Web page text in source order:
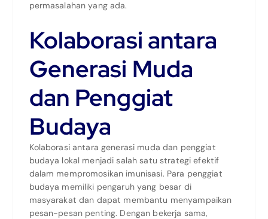
permasalahan yang ada.
Kolaborasi antara
Generasi Muda
dan Penggiat
Budaya
Kolaborasi antara generasi muda dan penggiat
budaya lokal menjadi salah satu strategi efektif
dalam mempromosikan imunisasi. Para penggiat
budaya memiliki pengaruh yang besar di
masyarakat dan dapat membantu menyampaikan
pesan-pesan penting. Dengan bekerja sama,